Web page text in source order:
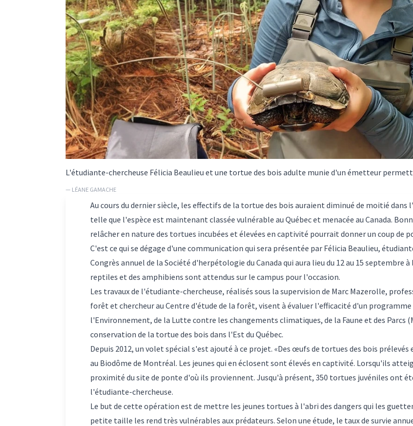
L'étudiante-chercheuse Félicia Beaulieu et une tortue des bois adulte munie d'un émetteur
— LÉANE GAMACHE
Au cours du dernier siècle, les effectifs de la tortue des bois auraient diminué de moitié
telle que l'espèce est maintenant classée vulnérable au Québec et menacée au Canada.
relâcher en nature des tortues incubées et élevées en captivité pourrait donner un coup de
C'est ce qui se dégage d'une communication qui sera présentée par Félicia Beaulieu,
Congrès annuel de la Société d'herpétologie du Canada qui aura lieu du 12 au 15 septembre
reptiles et des amphibiens sont attendus sur le campus pour l'occasion.
Les travaux de l'étudiante-chercheuse, réalisés sous la supervision de Marc Mazerolle,
forêt et chercheur au Centre d'étude de la forêt, visent à évaluer l'efficacité d'un programme
l'Environnement, de la Lutte contre les changements climatiques, de la Faune et des Parcs
conservation de la tortue des bois dans l'Est du Québec.
Depuis 2012, un volet spécial s'est ajouté à ce projet. «Des œufs de tortues des bois
au Biodôme de Montréal. Les jeunes qui en éclosent sont élevés en captivité. Lorsqu'ils
proximité du site de ponte d'où ils proviennent. Jusqu'à présent, 350 tortues juvéniles ont
l'étudiante-chercheuse.
Le but de cette opération est de mettre les jeunes tortues à l'abri des dangers qui les
petite taille les rend très vulnérables aux prédateurs. Selon une étude, le taux de survie